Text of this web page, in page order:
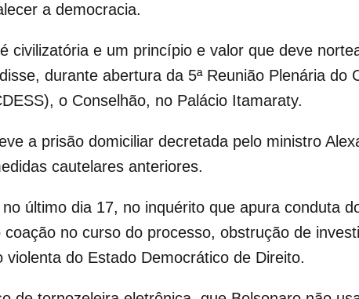
a democracia.
civilizatória e um princípio e valor que deve
durante abertura da 5ª Reunião Plenária do
o Conselhão, no Palácio Itamaraty.
a prisão domiciliar decretada pelo ministro
cautelares anteriores.
último dia 17, no inquérito que apura conduta
no curso do processo, obstrução de
do Estado Democrático de Direito.